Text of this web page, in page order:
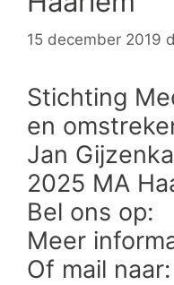
15 december 2019
Stichting
en
Jan
2025 MA
Bel ons op:
Meer
Of mail naar: